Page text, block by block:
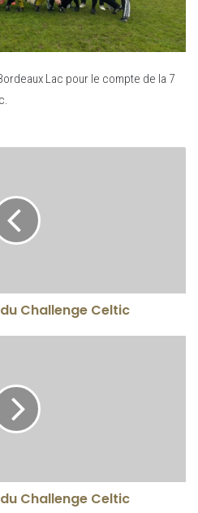
Lac pour le compte de la 7
Challenge Celtic
Challenge Celtic